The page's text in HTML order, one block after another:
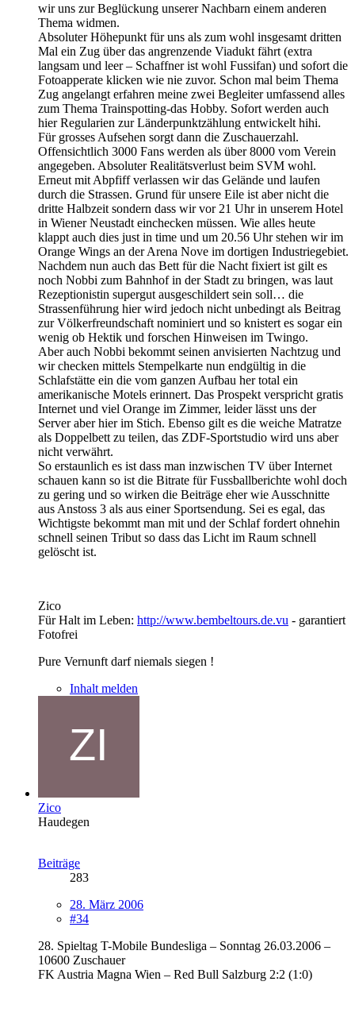
wir uns zur Beglückung unserer Nachbarn einem anderen
Thema widmen.
Absoluter Höhepunkt für uns als zum wohl insgesamt dritten
Mal ein Zug über das angrenzende Viadukt fährt (extra
langsam und leer – Schaffner ist wohl Fussifan) und sofort die
Fotoapperate klicken wie nie zuvor. Schon mal beim Thema
Zug angelangt erfahren meine zwei Begleiter umfassend alles
zum Thema Trainspotting-das Hobby. Sofort werden auch
hier Regularien zur Länderpunktzählung entwickelt hihi.
Für grosses Aufsehen sorgt dann die Zuschauerzahl.
Offensichtlich 3000 Fans werden als über 8000 vom Verein
angegeben. Absoluter Realitätsverlust beim SVM wohl.
Erneut mit Abpfiff verlassen wir das Gelände und laufen
durch die Strassen. Grund für unsere Eile ist aber nicht die
dritte Halbzeit sondern dass wir vor 21 Uhr in unserem Hotel
in Wiener Neustadt einchecken müssen. Wie alles heute
klappt auch dies just in time und um 20.56 Uhr stehen wir im
Orange Wings an der Arena Nove im dortigen Industriegebiet.
Nachdem nun auch das Bett für die Nacht fixiert ist gilt es
noch Nobbi zum Bahnhof in der Stadt zu bringen, was laut
Rezeptionistin supergut ausgeschildert sein soll… die
Strassenführung hier wird jedoch nicht unbedingt als Beitrag
zur Völkerfreundschaft nominiert und so knistert es sogar ein
wenig ob Hektik und forschen Hinweisen im Twingo.
Aber auch Nobbi bekommt seinen anvisierten Nachtzug und
wir checken mittels Stempelkarte nun endgültig in die
Schlafstätte ein die vom ganzen Aufbau her total ein
amerikanische Motels erinnert. Das Prospekt verspricht gratis
Internet und viel Orange im Zimmer, leider lässt uns der
Server aber hier im Stich. Ebenso gilt es die weiche Matratze
als Doppelbett zu teilen, das ZDF-Sportstudio wird uns aber
nicht verwährt.
So erstaunlich es ist dass man inzwischen TV über Internet
schauen kann so ist die Bitrate für Fussballberichte wohl doch
zu gering und so wirken die Beiträge eher wie Ausschnitte
aus Anstoss 3 als aus einer Sportsendung. Sei es egal, das
Wichtigste bekommt man mit und der Schlaf fordert ohnehin
schnell seinen Tribut so dass das Licht im Raum schnell
gelöscht ist.
Zico
Für Halt im Leben: http://www.bembeltours.de.vu - garantiert
Fotofrei
Pure Vernunft darf niemals siegen !
Inhalt melden
Zico
Haudegen
Beiträge
283
28. März 2006
#34
28. Spieltag T-Mobile Bundesliga – Sonntag 26.03.2006 –
10600 Zuschauer
FK Austria Magna Wien – Red Bull Salzburg 2:2 (1:0)